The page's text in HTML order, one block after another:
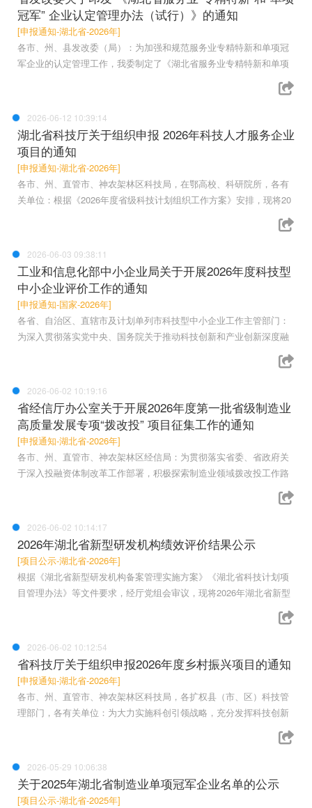
冠军” 企业认定管理办法（试行）》的通知
[申报通知-湖北省-2026年]
各市、州、县发改委（局）：为加强和规范服务业专精特新和单项冠
军企业的认定管理工作，我委制定了《湖北省服务业专精特新和单项
2026-06-12 10:39:14
湖北省科技厅关于组织申报 2026年科技人才服务企业
项目的通知
[申报通知-湖北省-2026年]
各市、州、直管市、神农架林区科技局，在鄂高校、科研院所，各有
关单位：根据《2026年度省级科技计划组织工作方案》安排，现将20
2026-06-03 09:38:11
工业和信息化部中小企业局关于开展2026年度科技型
中小企业评价工作的通知
[申报通知-国家-2026年]
各省、自治区、直辖市及计划单列市科技型中小企业工作主管部门：
为深入贯彻落实党中央、国务院关于推动科技创新和产业创新深度融
2026-06-02 10:19:16
省经信厅办公室关于开展2026年度第一批省级制造业
高质量发展专项“拨改投” 项目征集工作的通知
[申报通知-湖北省-2026年]
各市、州、直管市、神农架林区经信局：为贯彻落实省委、省政府关
于深入投融资体制改革工作部署，积极探索制造业领域拨改投工作路
2026-06-02 10:14:17
2026年湖北省新型研发机构绩效评价结果公示
[项目公示-湖北省-2026年]
根据《湖北省新型研发机构备案管理实施方案》《湖北省科技计划项
目管理办法》等文件要求，经厅党组会审议，现将2026年湖北省新型
2026-06-02 10:12:54
省科技厅关于组织申报2026年度乡村振兴项目的通知
[申报通知-湖北省-2026年]
各市、州、直管市、神农架林区科技局，各扩权县（市、区）科技管
理部门，各有关单位：为大力实施科创引领战略，充分发挥科技创新
2026-05-29 10:06:38
关于2025年湖北省制造业单项冠军企业名单的公示
[项目公示-湖北省-2025年]